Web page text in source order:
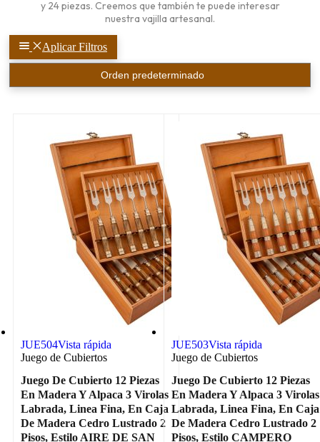
y 24 piezas. Creemos que también te puede interesar
nuestra vajilla artesanal.
Aplicar Filtros
JUE504Vista rápida
Juego de Cubiertos
Juego De Cubierto 12 Piezas
En Madera Y Alpaca 3 Virolas
Labrada, Linea Fina, En Caja
De Madera Cedro Lustrado 2
Pisos, Estilo AIRE DE SAN
JUE503Vista rápida
Juego de Cubiertos
Juego De Cubierto 12 Piezas
En Madera Y Alpaca 3 Virolas
Labrada, Linea Fina, En Caja
De Madera Cedro Lustrado 2
Pisos, Estilo CAMPERO